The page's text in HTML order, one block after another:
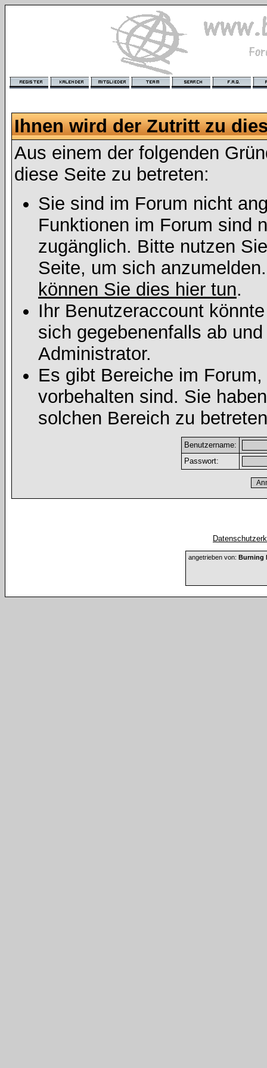
Ihnen wird der Zutritt zu
Aus einem der folgenden
diese Seite zu betreten:
Sie sind im Forum nicht
Funktionen im Forum sind
zugänglich. Bitte nutzen
Seite, um sich
können Sie dies hier tun.
Ihr Benutzeraccount
sich gegebenenfalls ab
Administrator.
Es gibt Bereiche im
vorbehalten sind. Sie
solchen Bereich zu
Benutzername:
Passwort:
angetrieben von: Burning